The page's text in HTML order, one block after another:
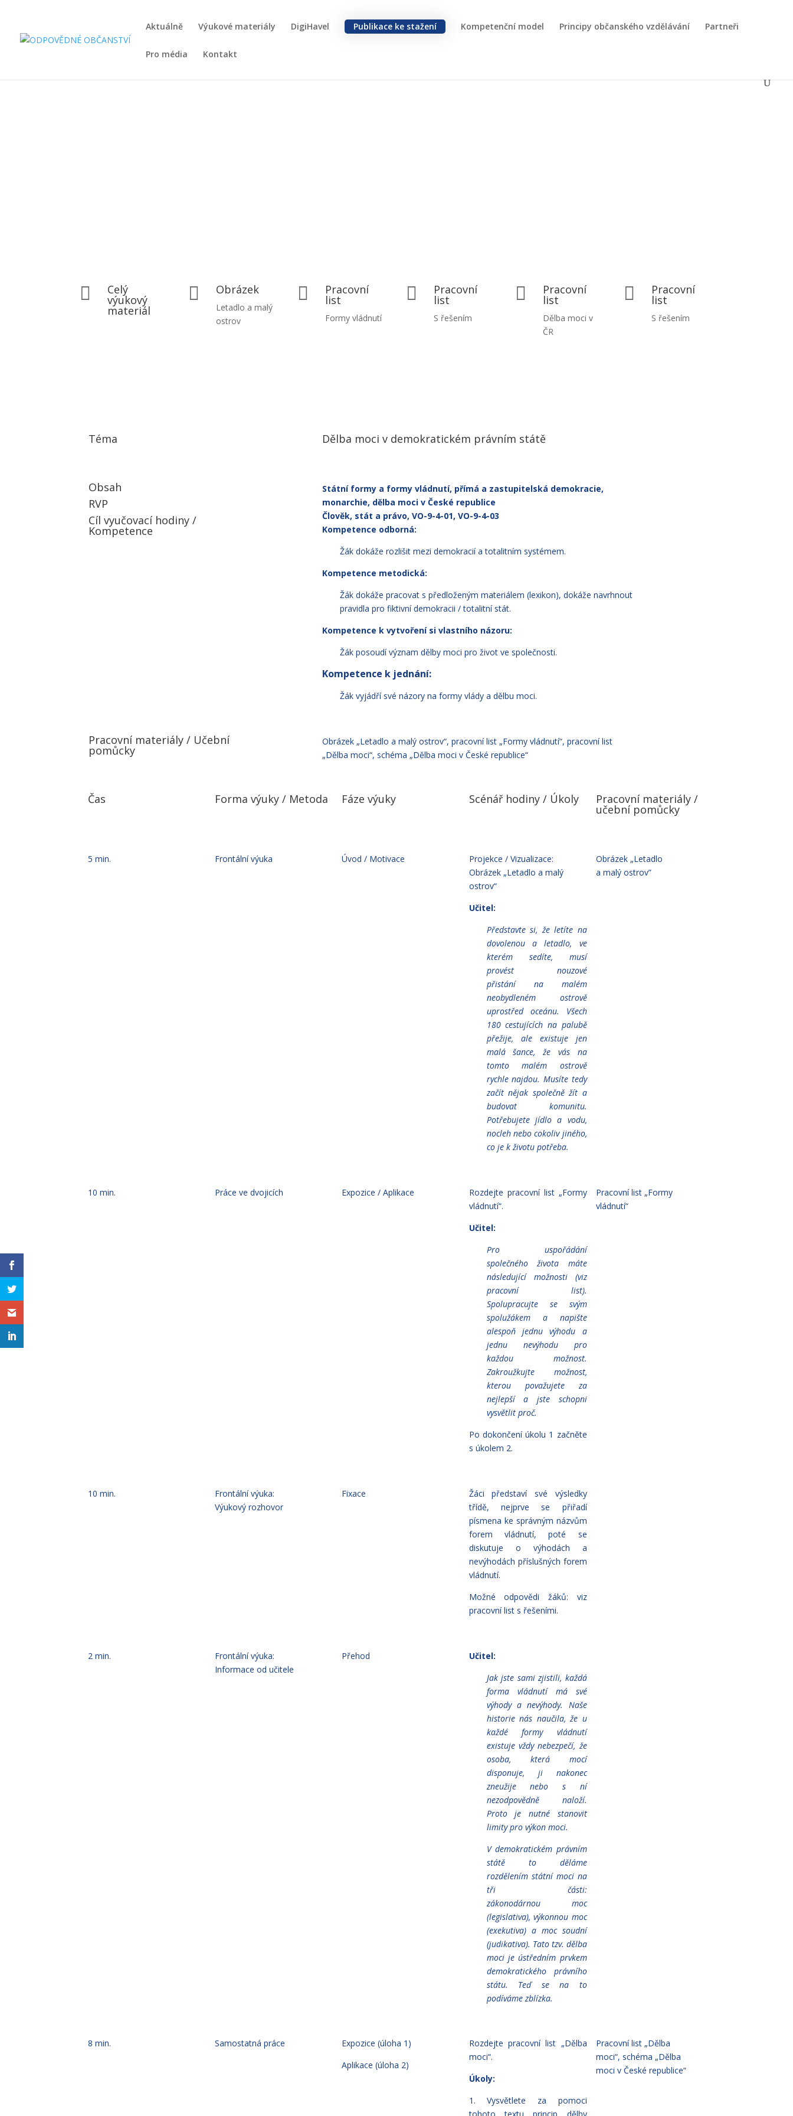
Aktuálně Výukové materiály DigiHavel Publikace ke stažení Kompetenční model Principy občanského vzdělávání Partneři
Pro média Kontakt
 Celý
výukový
materiál
 Obrázek
Letadlo a malý
ostrov
 Pracovní
list
Formy vládnutí
 Pracovní
list
S řešením
 Pracovní
list
Dělba moci v
ČR
 Pracovní
list
S řešením
Téma Dělba moci v demokratickém právním státě
Obsah
RVP
Cíl vyučovací hodiny /
Kompetence
Státní formy a formy vládnutí, přímá a zastupitelská demokracie,
monarchie, dělba moci v České republice
Člověk, stát a právo, VO-9-4-01, VO-9-4-03
Kompetence odborná:
Žák dokáže rozlišit mezi demokracií a totalitním systémem.
Kompetence metodická:
Žák dokáže pracovat s předloženým materiálem (lexikon), dokáže navrhnout
pravidla pro fiktivní demokracii / totalitní stát.
Kompetence k vytvoření si vlastního názoru:
Žák posoudí význam dělby moci pro život ve společnosti.
Kompetence k jednání:
Žák vyjádří své názory na formy vlády a dělbu moci.
Pracovní materiály / Učební
pomůcky
Obrázek „Letadlo a malý ostrov“, pracovní list „Formy vládnutí“, pracovní list
„Dělba moci“, schéma „Dělba moci v České republice“
Čas Forma výuky / Metoda Fáze výuky Scénář hodiny / Úkoly Pracovní materiály /
učební pomůcky
5 min. Frontální výuka Úvod / Motivace
Projekce / Vizualizace:
Obrázek „Letadlo a malý
ostrov“
Učitel:
Představte si, že letíte na
dovolenou a letadlo, ve
kterém sedíte, musí
provést nouzové
přistání na malém
neobydleném ostrově
uprostřed oceánu. Všech
180 cestujících na palubě
přežije, ale existuje jen
malá šance, že vás na
tomto malém ostrově
rychle najdou. Musíte tedy
začít nějak společně žít a
budovat komunitu.
Potřebujete jídlo a vodu,
nocleh nebo cokoliv jiného,
co je k životu potřeba.
Obrázek „Letadlo
a malý ostrov”
10 min. Práce ve dvojicích Expozice / Aplikace
Rozdejte pracovní list „Formy
vládnutí“.
Učitel:
Pro uspořádání
společného života máte
následující možnosti (viz
pracovní list).
Spolupracujte se svým
spolužákem a napište
alespoň jednu výhodu a
jednu nevýhodu pro
každou možnost.
Zakroužkujte možnost,
kterou považujete za
nejlepší a jste schopni
vysvětlit proč.
Po dokončení úkolu 1 začněte
s úkolem 2.
Pracovní list „Formy
vládnutí“
10 min.
Frontální výuka:
Výukový rozhovor
Fixace
Žáci představí své výsledky
třídě, nejprve se přiřadí
písmena ke správným názvům
forem vládnutí, poté se
diskutuje o výhodách a
nevýhodách příslušných forem
vládnutí.
Možné odpovědi žáků: viz
pracovní list s řešeními.
2 min.
Frontální výuka:
Informaceod učitele
Přehod
Učitel:
Jak jste sami zjistili, každá
forma vládnutí má své
výhody a nevýhody. Naše
historie nás naučila, že u
každé formy vládnutí
existuje vždy nebezpečí, že
osoba, která mocí
disponuje, ji nakonec
zneužije nebo s ní
nezodpovědně naloží.
Proto je nutné stanovit
limity pro výkon moci.
V demokratickém právním
státě to děláme
rozdělením státní moci na
tři části:
zákonodárnou moc
(legislativa), výkonnou moc
(exekutiva) a moc soudní
(judikativa). Tato tzv. dělba
moci jeústředním prvkem
demokratického právního
státu. Teď se na to
podíváme zblízka.
8 min. Samostatná práce
Expozice (úloha 1)
Aplikace (úloha 2)
Rozdejte pracovní list „Dělba
moci“.
Úkoly:
1. Vysvětlete za pomoci
Pracovní list „Dělba
moci“, schéma „Dělba
moci v České republice“